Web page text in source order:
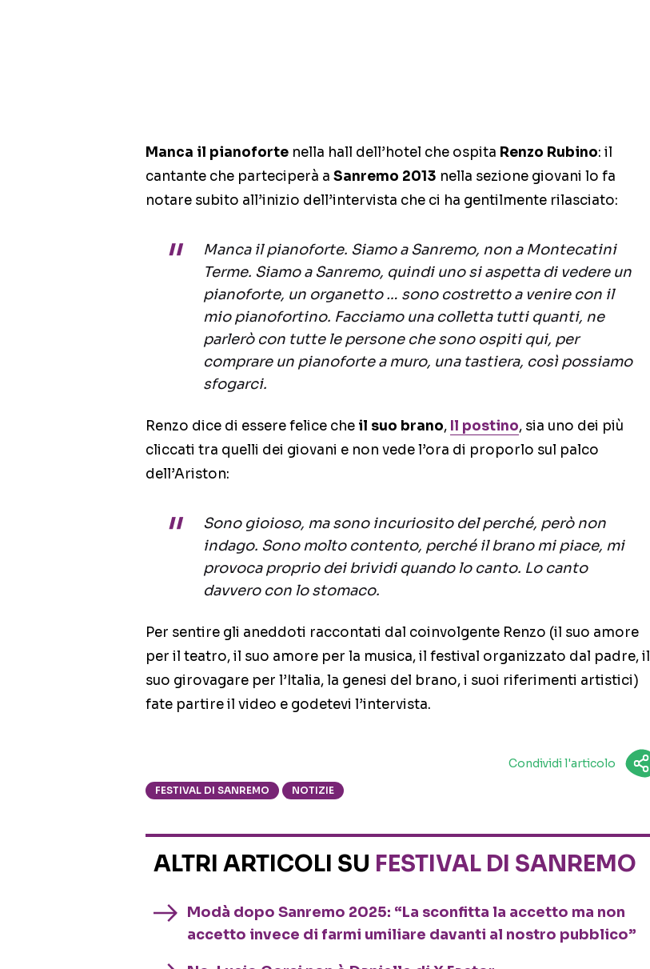
Manca il pianoforte nella hall dell’hotel che ospita Renzo Rubino: il
cantante che parteciperà a Sanremo 2013 nella sezione giovani lo fa
notare subito all’inizio dell’intervista che ci ha gentilmente rilasciato:
Manca il pianoforte. Siamo a Sanremo, non a Montecatini
Terme. Siamo a Sanremo, quindi uno si aspetta di vedere un
pianoforte, un organetto … sono costretto a venire con il
mio pianofortino. Facciamo una colletta tutti quanti, ne
parlerò con tutte le persone che sono ospiti qui, per
comprare un pianoforte a muro, una tastiera, così possiamo
sfogarci.
Renzo dice di essere felice che il suo brano, Il postino, sia uno dei più
cliccati tra quelli dei giovani e non vede l’ora di proporlo sul palco
dell’Ariston:
Sono gioioso, ma sono incuriosito del perché, però non
indago. Sono molto contento, perché il brano mi piace, mi
provoca proprio dei brividi quando lo canto. Lo canto
davvero con lo stomaco.
Per sentire gli aneddoti raccontati dal coinvolgente Renzo (il suo amore
per il teatro, il suo amore per la musica, il festival organizzato dal padre, il
suo girovagare per l’Italia, la genesi del brano, i suoi riferimenti artistici)
fate partire il video e godetevi l’intervista.
Condividi l'articolo
FESTIVAL DI SANREMO NOTIZIE
ALTRI ARTICOLI SU FESTIVAL DI SANREMO
Modà dopo Sanremo 2025: “La sconfitta la accetto ma non
accetto invece di farmi umiliare davanti al nostro pubblico”